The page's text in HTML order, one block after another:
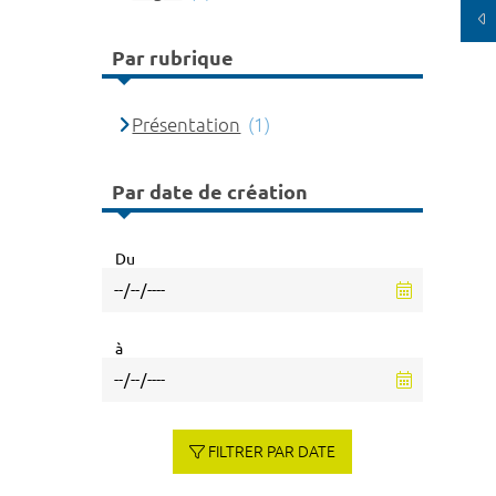
Par rubrique
Présentation (1)
Par date de création
Du
à
FILTRER PAR DATE